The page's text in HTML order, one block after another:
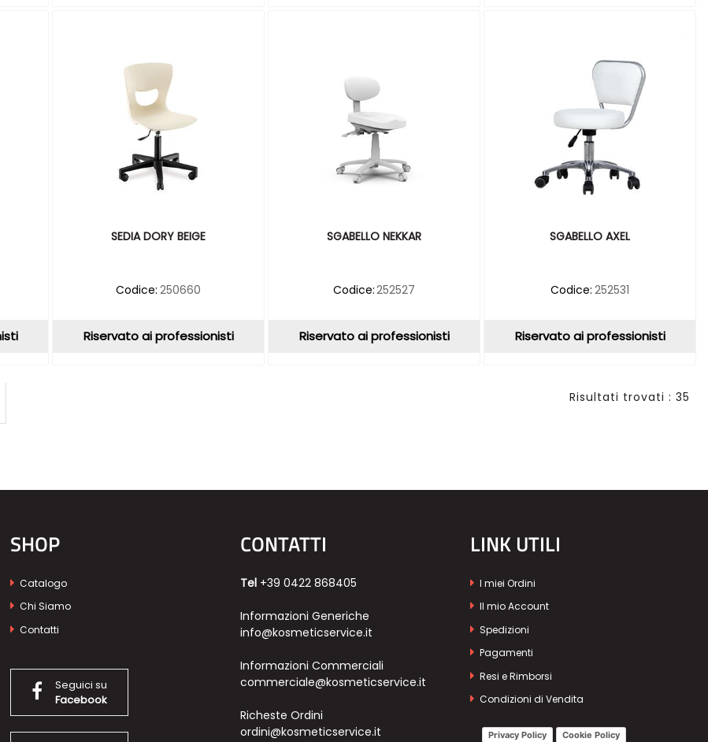
SEDIA DORY BEIGE
Codice: 250660
Riservato ai professionisti
SGABELLO NEKKAR
Codice:252527
Riservato ai professionisti
SGABELLO AXEL
Codice: 252531
Riservato ai professionisti
Risultati trovati : 35
SHOP
Catalogo
Chi Siamo
Contatti
Seguici su
Facebook
CONTATTI
Tel +39 0422 868405
Informazioni Generiche
info@kosmeticservice.it
Informazioni Commerciali
commerciale@kosmeticservice.it
Richeste Ordini
ordini@kosmeticservice.it
LINK UTILI
I miei Ordini
Il mio Account
Spedizioni
Pagamenti
Resi e Rimborsi
Condizioni di Vendita
Privacy Policy Cookie Policy